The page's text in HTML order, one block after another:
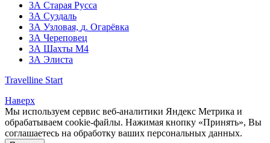
3А Старая Русса
3А Суздаль
3А Узловая, д. Огарёвка
3А Череповец
3А Шахты М4
3А Элиста
Travelline Start
Наверх
Мы используем сервис веб-аналитики Яндекс Метрика и
обрабатываем cookie-файлы. Нажимая кнопку «Принять», Вы
соглашаетесь на обработку ваших персональных данных.